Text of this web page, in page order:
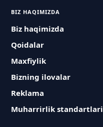
BIZ HAQIMIZDA
Biz haqimizda
Qoidalar
Maxfiylik
Bizning ilovalar
Reklama
Muharrirlik standartlari